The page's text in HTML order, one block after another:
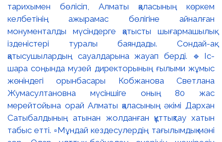
тарихымен бөлісіп, Алматы қаласының көркем
келбетінің ажырамас бөлігіне айналған
монументалды мүсіндерге қатысты шығармашылық
ізденістері туралы баяндады. Сондай-ақ
қатысушылардың сауалдарына жауап берді. 🔹Іс-
шара соңында музей директорының ғылыми жұмыс
жөніндегі орынбасары Кобжанова Светлана
Жумасултановна мүсіншіге оның 80 жас
мерейтойына орай Алматы қаласының әкімі Дархан
Сатыбалдының атынан жолданған құттықтау хатын
табыс етті. ▫️Мұндай кездесулердің тағылымдық мәні